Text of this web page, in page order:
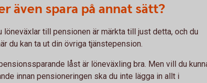
även spara på annat sätt?
löneväxlar till pensionen är märkta till just detta, och du
du kan ta ut din övriga tjänstepension.
låst är löneväxling bra. Men vill du
innan pensioneringen ska du inte lägga in allt i